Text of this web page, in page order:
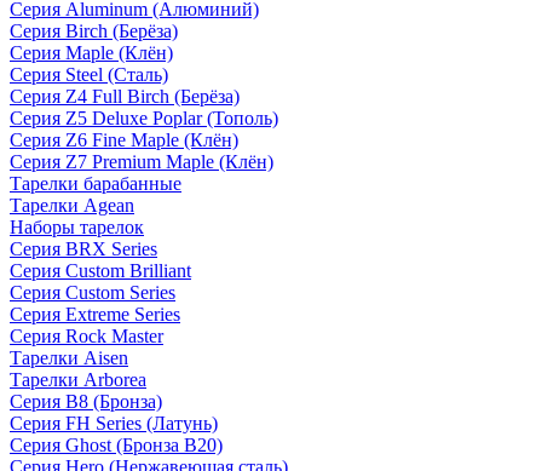
Серия Aluminum (Алюминий)
Серия Birch (Берёза)
Серия Maple (Клён)
Серия Steel (Сталь)
Серия Z4 Full Birch (Берёза)
Серия Z5 Deluxe Poplar (Тополь)
Серия Z6 Fine Maple (Клён)
Серия Z7 Premium Maple (Клён)
Тарелки барабанные
Тарелки Agean
Наборы тарелок
Серия BRX Series
Серия Custom Brilliant
Серия Custom Series
Серия Extreme Series
Серия Rock Master
Тарелки Aisen
Тарелки Arborea
Серия B8 (Бронза)
Серия FH Series (Латунь)
Серия Ghost (Бронза B20)
Серия Hero (Нержавеющая сталь)